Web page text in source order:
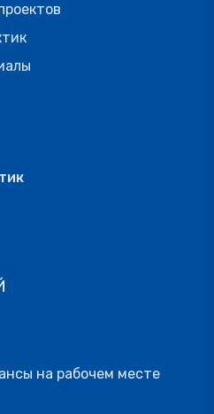
на рабочем месте